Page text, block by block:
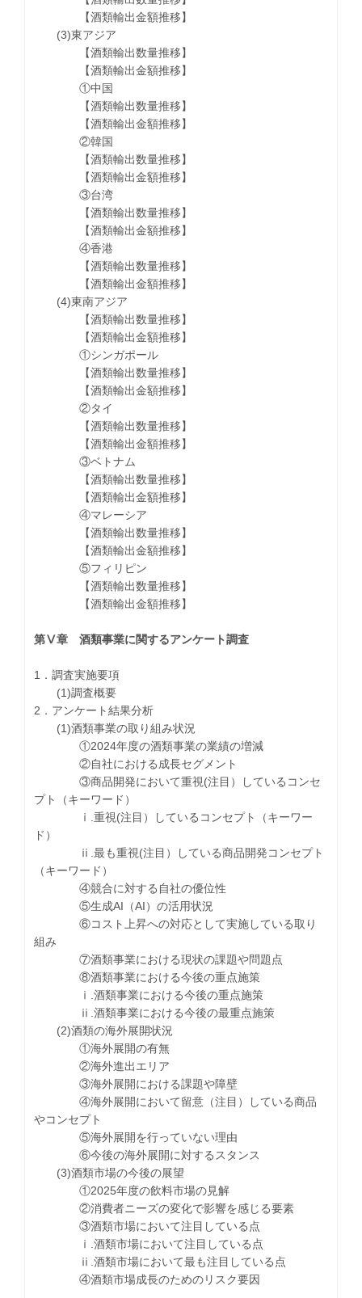
【酒類輸出金額推移】
(3)東アジア
【酒類輸出数量推移】
【酒類輸出金額推移】
①中国
【酒類輸出数量推移】
【酒類輸出金額推移】
②韓国
【酒類輸出数量推移】
【酒類輸出金額推移】
③台湾
【酒類輸出数量推移】
【酒類輸出金額推移】
④香港
【酒類輸出数量推移】
【酒類輸出金額推移】
(4)東南アジア
【酒類輸出数量推移】
【酒類輸出金額推移】
①シンガポール
【酒類輸出数量推移】
【酒類輸出金額推移】
②タイ
【酒類輸出数量推移】
【酒類輸出金額推移】
③ベトナム
【酒類輸出数量推移】
【酒類輸出金額推移】
④マレーシア
【酒類輸出数量推移】
【酒類輸出金額推移】
⑤フィリピン
【酒類輸出数量推移】
【酒類輸出金額推移】
第Ⅴ章 酒類事業に関するアンケート調査
1．調査実施要項
(1)調査概要
2．アンケート結果分析
(1)酒類事業の取り組み状況
①2024年度の酒類事業の業績の増減
②自社における成長セグメント
③商品開発において重視(注目）しているコンセ
プト（キーワード）
ⅰ.重視(注目）しているコンセプト（キーワー
ド）
ⅱ.最も重視(注目）している商品開発コンセプト
（キーワード）
④競合に対する自社の優位性
⑤生成AI（AI）の活用状況
⑥コスト上昇への対応として実施している取り
組み
⑦酒類事業における現状の課題や問題点
⑧酒類事業における今後の重点施策
ⅰ.酒類事業における今後の重点施策
ⅱ.酒類事業における今後の最重点施策
(2)酒類の海外展開状況
①海外展開の有無
②海外進出エリア
③海外展開における課題や障壁
④海外展開において留意（注目）している商品
やコンセプト
⑤海外展開を行っていない理由
⑥今後の海外展開に対するスタンス
(3)酒類市場の今後の展望
①2025年度の飲料市場の見解
②消費者ニーズの変化で影響を感じる要素
③酒類市場において注目している点
ⅰ.酒類市場において注目している点
ⅱ.酒類市場において最も注目している点
④酒類市場成長のためのリスク要因